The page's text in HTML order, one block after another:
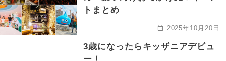
トまとめ
2025年10月20日
3歳になったらキッザニアデビュ
ー！